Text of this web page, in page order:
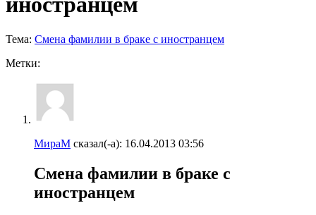
Тема: Смена фамилии в браке с иностранцем
Метки:
МираМ сказал(-а): 16.04.2013 03:56
Смена фамилии в браке с
иностранцем